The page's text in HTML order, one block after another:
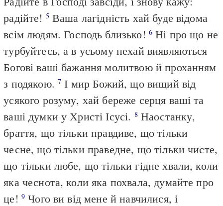
радійте! 5 Ваша лагідність хай буде відома
всім людям. Господь близько! 6 Ні про що не
турбуйтесь, а в усьому нехай виявляються
Богові ваші бажання молитвою й проханням
з подякою. 7 І мир Божий, що вищий від
усякого розуму, хай береже серця ваші та
ваші думки у Христі Ісусі. 8Наостанку,
браття, що тільки правдиве, що тільки
чесне, що тільки праведне, що тільки чисте,
що тільки любе, що тільки гідне хвали, коли
яка чеснота, коли яка похвала, думайте про
це! 9 Чого ви від мене й навчилися, і